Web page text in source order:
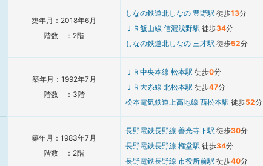
築年月：2018年6月
階数 ：2階
しなの鉄道北しなの 豊野駅 徒歩13分
ＪＲ飯山線 信濃浅野駅 徒歩34分
しなの鉄道北しなの 三才駅 徒歩52分
築年月：1992年7月
階数 ：3階
ＪＲ中央本線 松本駅 徒歩0分
ＪＲ大糸線 北松本駅 徒歩47分
松本電気鉄道上高地線 西松本駅 徒歩52分
築年月：1983年7月
階数 ：2階
長野電鉄長野線 善光寺下駅 徒歩30分
長野電鉄長野線 権堂駅 徒歩34分
長野電鉄長野線 市役所前駅 徒歩40分